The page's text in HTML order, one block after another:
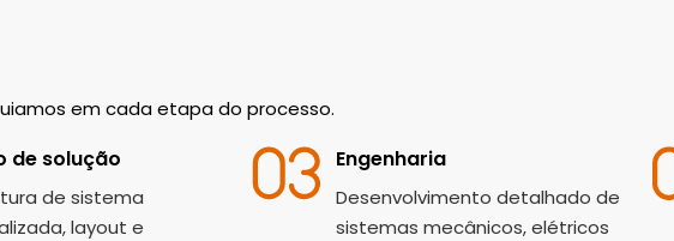
em cada etapa do processo.
de solução
de sistema
layout e
Engenharia
Desenvolvimento detalhado de
sistemas mecânicos, elétricos